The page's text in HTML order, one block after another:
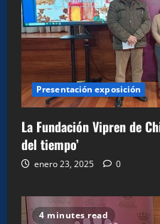
Presentación exposición
La Fundación Vipren de
del tiempo’
enero 23, 2025 0
4 minutes read